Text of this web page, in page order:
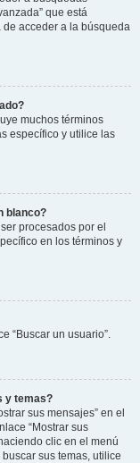
que está
acceder a la búsqueda
muchos términos
específico y utilice las
blanco?
procesados por el
en los términos y
“Buscar un usuario”.
y temas?
sus mensajes” en el
“Mostrar sus
clic en el menú
sus temas, utilice